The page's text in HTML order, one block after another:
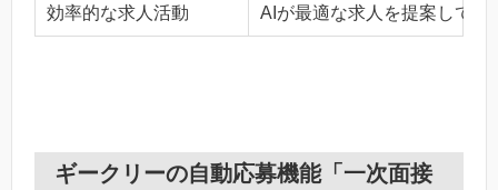
効率的な求人活動 AIが最適な求人を提案して
ギークリーの自動応募機能「一次面接